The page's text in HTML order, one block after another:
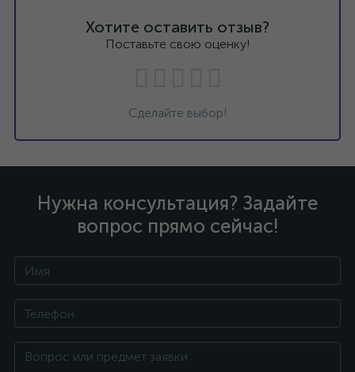
Хотите оставить отзыв?
Поставьте свою оценку!
Сделайте выбор!
Нужна консультация? Задайте
вопрос прямо сейчас!